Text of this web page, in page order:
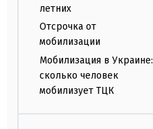
летних
Отсрочка от
мобилизации
Мобилизация в Украине:
сколько человек
мобилизует ТЦК